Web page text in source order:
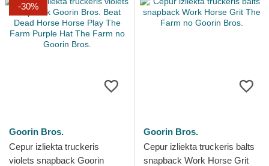
-30%
Goorin Bros.
Cepur izliekta truckeris
violets snapback Goorin
Goorin Bros.
Cepur izliekta truckeris balts
snapback Work Horse Grit